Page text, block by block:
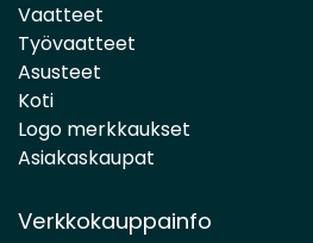
Vaatteet
Työvaatteet
Asusteet
Koti
Logo merkkaukset
Asiakaskaupat
Verkkokauppainfo